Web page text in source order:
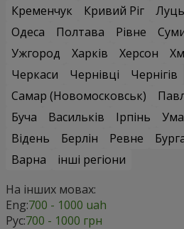
Кременчук
Кривий Ріг
Одеса
Полтава Рівне
Ужгород
Харків Херсон
Черкаси
Чернівці
Чернігів
Самар (Новомосковськ)
Буча
Васильків Ірпінь
Відень
Берлін Ревне
Варна
інші регіони
На інших мовах:
Eng:700 - 1000 uah
Рус:700 - 1000 грн